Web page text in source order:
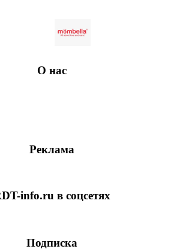
О нас
Реклама
info.ru в соцсетях
Подписка